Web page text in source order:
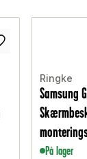
Ringke
Samsung
På lager